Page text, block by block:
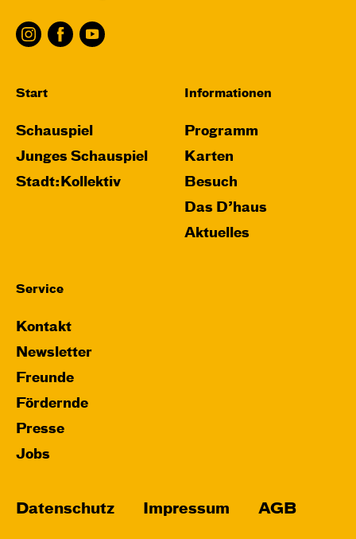
Start
Schauspiel
Junges Schauspiel
Stadt:Kollektiv
Informationen
Programm
Karten
Besuch
Das D’haus
Aktuelles
Service
Kontakt
Newsletter
Freunde
Fördernde
Presse
Jobs
Datenschutz Impressum AGB